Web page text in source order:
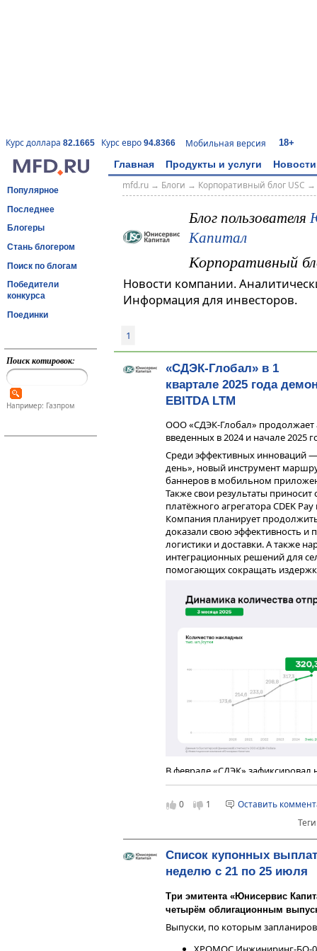
Курс доллара 82.1665 Курс евро 94.8366 Мобильная версия 18+
Главная Продукты и услуги Новости
Популярное
Последнее
Блогеры
Стань блогером
Поиск по блогам
Победители
конкурса
Поединки
Поиск котировок:
Например: Газпром
mfd.ru→ Блоги → Корпоративный блог USC →
Блог пользователя
Капитал
Корпоративный
Новости компании.
Информация для инвесторов.
1
«СДЭК-Глобал» в 1
квартале 2025 года
EBITDA LTM
ООО «СДЭК-Глобал» продолжает
введенных в 2024 и начале 2025
Среди эффективных инноваций
день», новый инструмент
баннеров в мобильном
Также свои результаты приносит
платёжного агрегатора CDEK
Компания планирует
доказали свою эффективность и
логистики и доставки. А также
интеграционных решений для
помогающих сокращать
В феврале «СДЭК»
по счёту посылку. Если же
0 1
Оставить
Список купонных
неделю с 21 по 25 июля
Три эмитента «Юнисервис
четырём облигационным
Выпуски, по которым